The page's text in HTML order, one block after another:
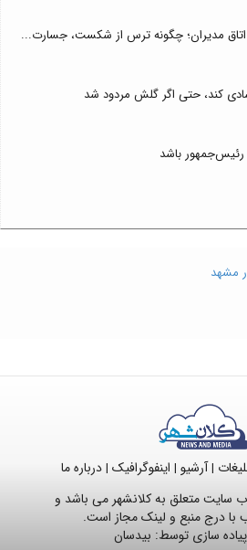
اتاق مدیران؛ چگونه ترس از شکست، جسارت...
کند، حتی اگر گلش مردود شد
باشد
مشهد
|آرشیو | اینفوگرافیک |درباره ما
سایت متعلق به کلانشهر می باشد و
با درج منبع و لینک مجاز است.
سازی توسط: بیدسان